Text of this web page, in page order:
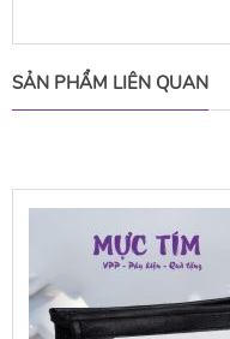
SẢN PHẨM LIÊN QUAN